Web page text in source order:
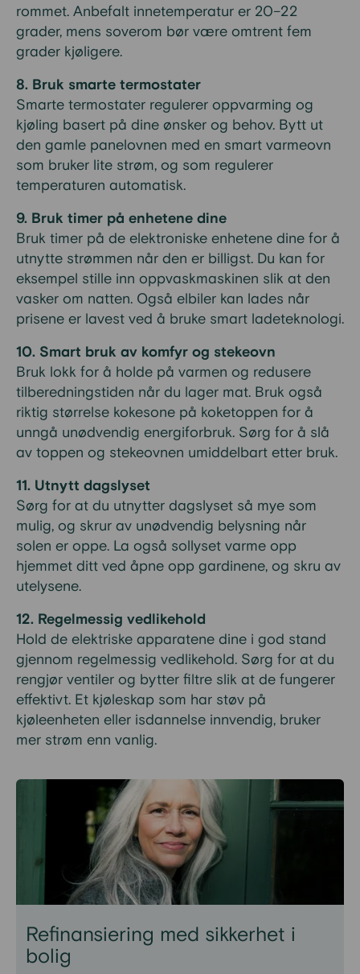
rommet. Anbefalt innetemperatur er 20–22
grader, mens soverom bør være omtrent fem
grader kjøligere.
8. Bruk smarte termostater
Smarte termostater regulerer oppvarming og
kjøling basert på dine ønsker og behov. Bytt ut
den gamle panelovnen med en smart varmeovn
som bruker lite strøm, og som regulerer
temperaturen automatisk.
9. Bruk timer på enhetene dine
Bruk timer på de elektroniske enhetene dine for å
utnytte strømmen når den er billigst. Du kan for
eksempel stille inn oppvaskmaskinen slik at den
vasker om natten. Også elbiler kan lades når
prisene er lavest ved å bruke smart ladeteknologi.
10. Smart bruk av komfyr og stekeovn
Bruk lokk for å holde på varmen og redusere
tilberedningstiden når du lager mat. Bruk også
riktig størrelse kokesone på koketoppen for å
unngå unødvendig energiforbruk. Sørg for å slå
av toppen og stekeovnen umiddelbart etter bruk.
11. Utnytt dagslyset
Sørg for at du utnytter dagslyset så mye som
mulig, og skrur av unødvendig belysning når
solen er oppe. La også sollyset varme opp
hjemmet ditt ved åpne opp gardinene, og skru av
utelysene.
12. Regelmessig vedlikehold
Hold de elektriske apparatene dine i god stand
gjennom regelmessig vedlikehold. Sørg for at du
rengjør ventiler og bytter filtre slik at de fungerer
effektivt. Et kjøleskap som har støv på
kjøleenheten eller isdannelse innvendig, bruker
mer strøm enn vanlig.
Refinansiering med sikkerhet i
bolig